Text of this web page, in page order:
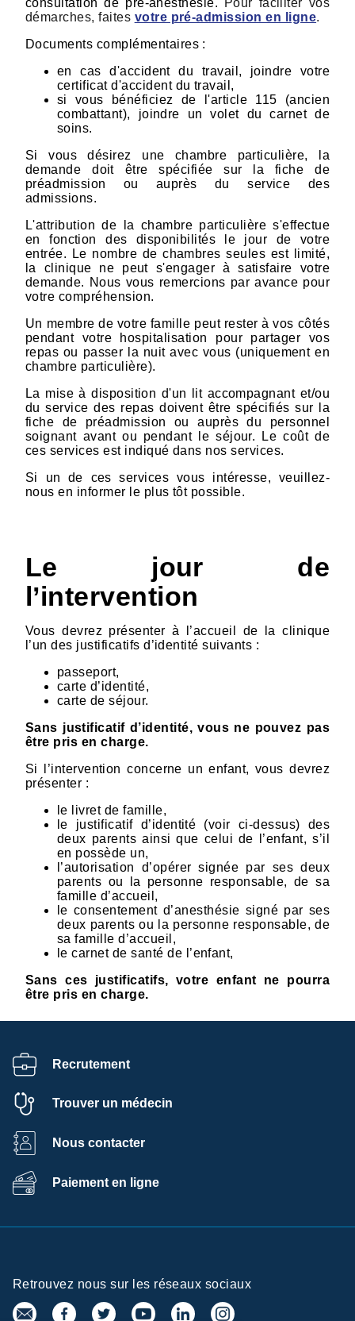
consultation de pré-anesthésie.
Pour faciliter vos
démarches, faites votre pré-admission en ligne.
Documents complémentaires :
en cas d'accident du travail, joindre votre
certificat d'accident du travail,
si vous bénéficiez de l'article 115 (ancien
combattant), joindre un volet du carnet de
soins.
Si vous désirez une chambre particulière, la
demande doit être spécifiée sur la fiche de
préadmission ou auprès du service des
admissions.
L'attribution de la chambre particulière s'effectue
en fonction des disponibilités le jour de votre
entrée. Le nombre de chambres seules est limité,
la clinique ne peut s'engager à satisfaire votre
demande. Nous vous remercions par avance pour
votre compréhension.
Un membre de votre famille peut rester à vos côtés
pendant votre hospitalisation pour partager vos
repas ou passer la nuit avec vous (uniquement en
chambre particulière).
La mise à disposition d'un lit accompagnant et/ou
du service des repas doivent être spécifiés sur la
fiche de préadmission ou auprès du personnel
soignant avant ou pendant le séjour. Le coût de
ces services est indiqué dans nos services.
Si un de ces services vous intéresse, veuillez-
nous en informer le plus tôt possible.
Le jour de
l’intervention
Vous devrez présenter à l’accueil de la clinique
l’un des justificatifs d’identité suivants :
passeport,
carte d’identité,
carte de séjour.
Sans justificatif d’identité, vous ne pouvez pas
être pris en charge.
Si l’intervention concerne un enfant, vous devrez
présenter :
le livret de famille,
le justificatif d’identité (voir ci-dessus) des
deux parents ainsi que celui de l’enfant, s’il
en possède un,
l’autorisation d’opérer signée par ses deux
parents ou la personne responsable, de sa
famille d’accueil,
le consentement d’anesthésie signé par ses
deux parents ou la personne responsable, de
sa famille d’accueil,
le carnet de santé de l’enfant,
Sans ces justificatifs, votre enfant ne pourra
être pris en charge.
Recrutement
Trouver un médecin
Nous contacter
Paiement en ligne
Retrouvez nous sur les réseaux sociaux